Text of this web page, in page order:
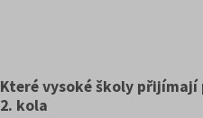
Které vysoké školy
2. kola